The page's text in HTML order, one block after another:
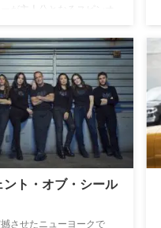
ーが主人公となるスピンオ
ン・アメリカを失った悲
越えようと果敢に任務を遂
ー・カーター捜査官の活躍
ント・オブ・シール
させたニューヨークで